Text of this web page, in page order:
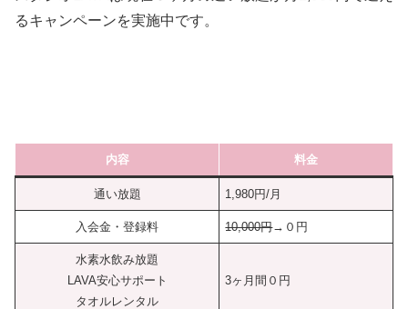
るキャンペーンを実施中です。
内容 料金
通い放題 1,980円/月
入会金・登録料 10,000円→０円
水素水飲み放題
LAVA安心サポート
タオルレンタル
3ヶ月間０円